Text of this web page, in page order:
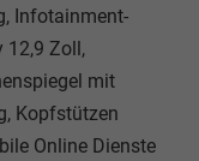
Infotainment-
12,9 Zoll,
mit
Kopfstützen
Online Dienste